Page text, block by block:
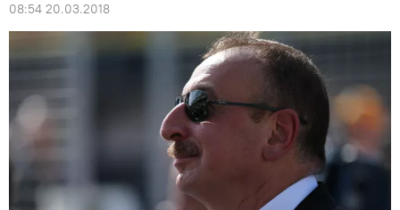
08:54 20.03.2018